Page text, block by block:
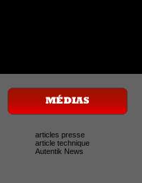
articles presse
article technique
Autentik News